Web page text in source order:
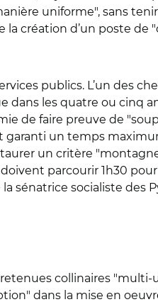
uniforme", sans
la création d’un poste
publics. L’un des
les quatre ou cinq
de faire preuve de
un temps
un critère
parcourir 1h30
sénatrice socialiste des
collinaires
dans la mise en